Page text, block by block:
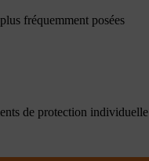
fréquemment posées
de protection individuelle